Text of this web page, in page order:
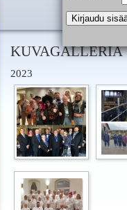
KUVAGALLERIA
2023